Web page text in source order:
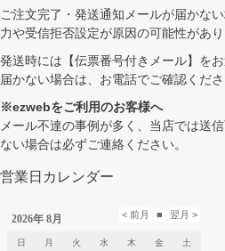
ご注文完了・発送通知メールが届かな
力や受信拒否設定が原因の可能性があり
発送時には【伝票番号付きメール】をお
届かない場合は、お電話でご確認くださ
※ezwebをご利用のお客様へ
メール不達の事例が多く、当店では送
ない場合は必ずご連絡ください。
営業日カレンダー